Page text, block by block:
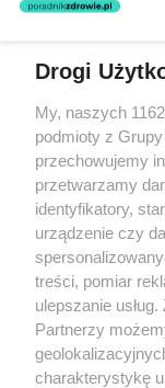
świadczeń
Żaden utwór
rozpowszechniany
(w tym także
eksploatacji w
Internecie bez
lub wykorzystanie
prawa, tzn. bez
może być ścigane
Drogi
My, naszych
podmioty z
przechowujemy
przetwarzamy
identyfikatory,
urządzenie czy
treści, pomiar
ulepszanie
Partnerzy
charakterystykę